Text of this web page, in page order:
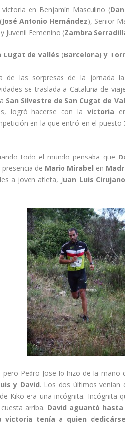
en Benjamín Masculino (
José Antonio Hernández), Senior
Juvenil Femenino (Zambra
Cugat de Vallés (Barcelona) y
de las sorpresas de la jornada
se traslada a Cataluña de
San Silvestre de San Cugat de
logró hacerse con la victoria
en la que entró en el puesto
todo el mundo pensaba que
de Mario Mirabel en
a joven atleta, Juan Luis Cirujano
pero Pedro José lo hizo de la mano
y David. Los dos últimos venían
Kiko era una incógnita. Incógnita
arriba. David aguantó
victoria tenía a quien